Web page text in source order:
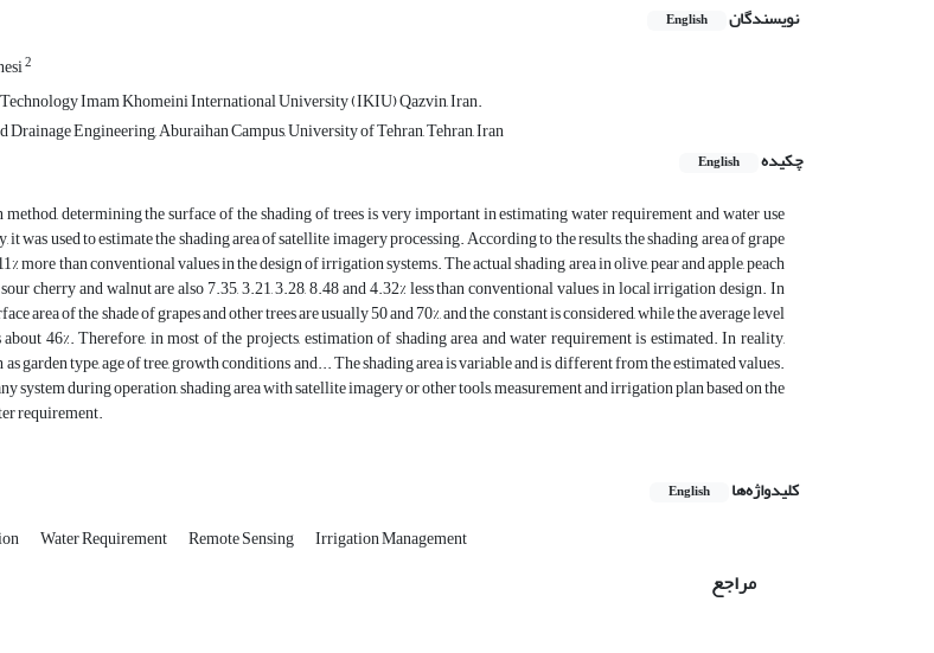
نویسندگان English
2
Imam Khomeini International University (IKIU) Qazvin, Iran.
Engineering, Aburaihan Campus, University of Tehran, Tehran, Iran
چکیده
English
determining the surface of the shading of trees is very important in estimating water requirement and water use
it was used to estimate the shading area of satellite imagery processing. According to the results, the shading area of grape
more than conventional values in the design of irrigation systems. The actual shading area in olive, pear and apple, peach
cherry and walnut are also 7.35, 3.21, 3.28, 8.48 and 4.32% less than conventional values in local irrigation design. In
area of the shade of grapes and other trees are usually 50 and 70%, and the constant is considered, while the average level
46%. Therefore, in most of the projects, estimation of shading area and water requirement is estimated. In reality,
garden type, age of tree, growth conditions and... The shading area is variable and is different from the estimated values.
system during operation, shading area with satellite imagery or other tools, measurement and irrigation plan based on the
requirement.
کلیدواژه‌ها English
Water Requirement Remote Sensing Irrigation Management
مراجع